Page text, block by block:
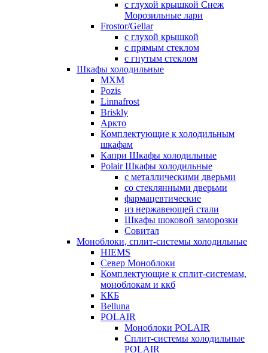
с глухой крышкой Снеж
Морозильные лари
Frostor/Gellar
с глухой крышкой
с прямым стеклом
с гнутым стеклом
Шкафы холодильные
МХМ
Pozis
Linnafrost
Briskly
Аркто
Комплектующие к холодильным
шкафам
Капри Шкафы холодильные
Polair Шкафы холодильные
с металлическими дверьми
со стеклянными дверьми
фармацевтические
из нержавеющей стали
Шкафы шоковой заморозки
Совитал
Моноблоки, сплит-системы холодильные
HIEMS
Север Моноблоки
Комплектующие к сплит-системам,
моноблокам и ккб
ККБ
Belluna
POLAIR
Моноблоки POLAIR
Сплит-системы холодильные
POLAIR